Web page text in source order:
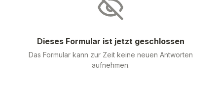
Dieses Formular ist jetzt geschlossen
Das Formular kann zur Zeit keine neuen Antworten
aufnehmen.